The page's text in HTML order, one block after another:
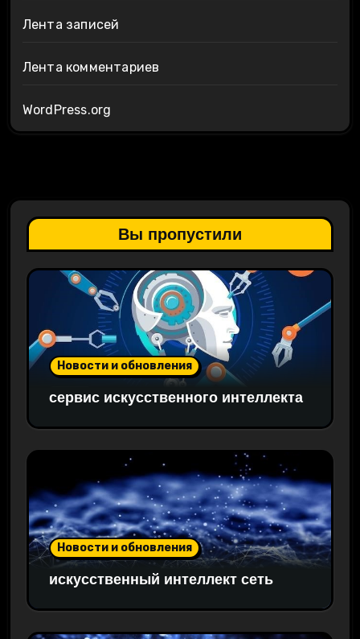
Лента записей
Лента комментариев
WordPress.org
Вы пропустили
Новости и обновления
сервис искусственного интеллекта
Новости и обновления
искусственный интеллект сеть